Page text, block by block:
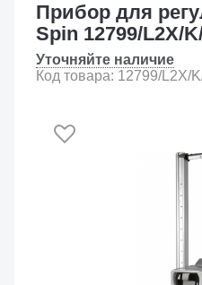
Прибор для
Spin 12799/L2X/
Уточняйте наличие
Код товара: 12799/L2X/